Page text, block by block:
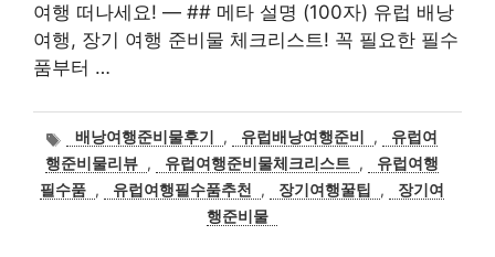
여행 떠나세요! — ## 메타 설명 (100자) 유럽 배낭
여행, 장기 여행 준비물 체크리스트! 꼭 필요한 필수
품부터 …
태
그
배낭여행준비물후기 , 유럽배낭여행준비 ,
유럽여
행준비물리뷰 , 유럽여행준비물체크리스트 ,
유럽여행
필수품 , 유럽여행필수품추천 , 장기여행꿀팁 ,
장기여
행준비물